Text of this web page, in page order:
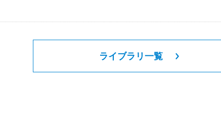
ライブラリ一覧